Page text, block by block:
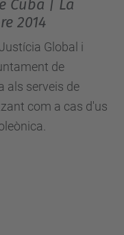
Cuba | La
2014
Global i
de
als serveis de
com a cas d'us